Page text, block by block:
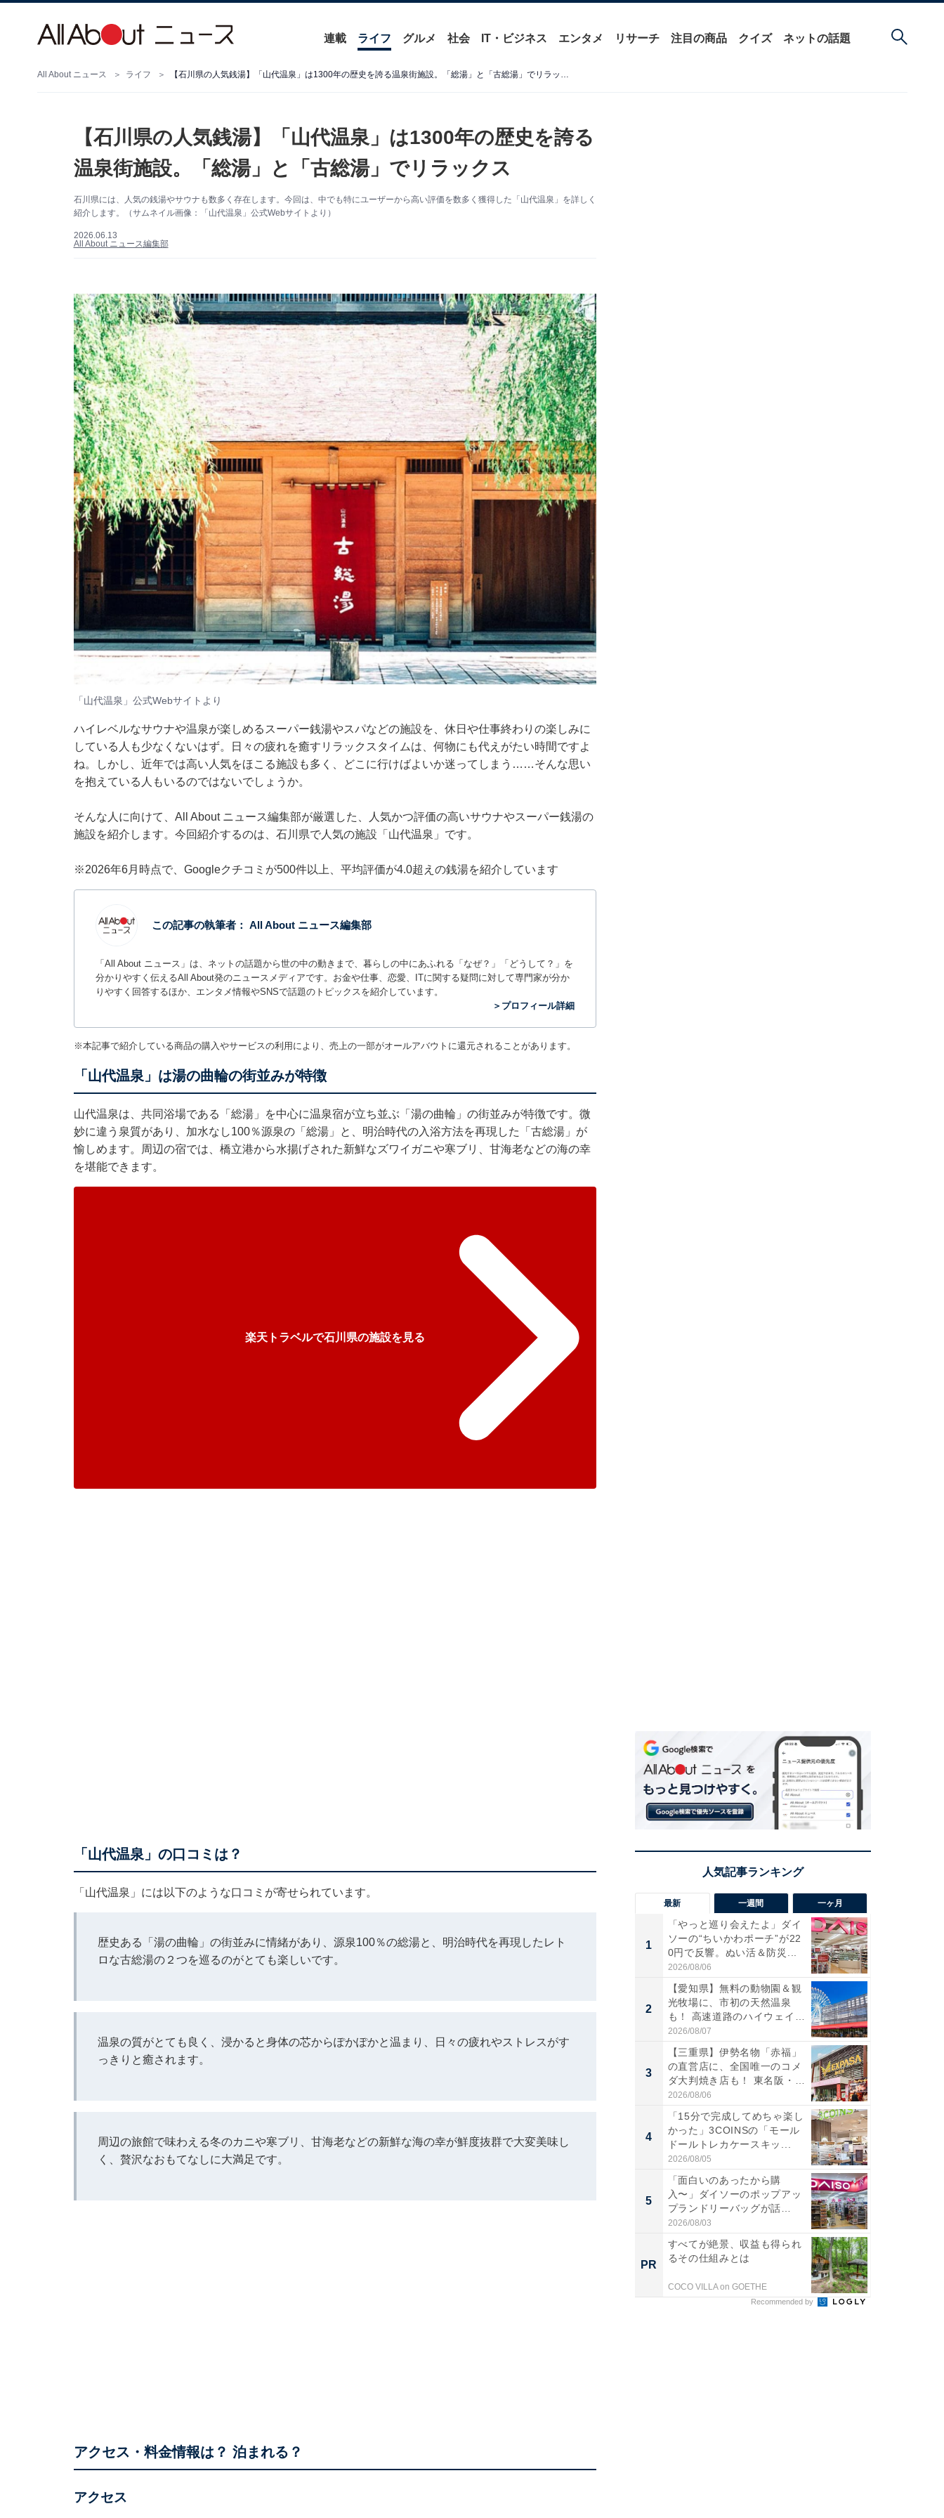
連載 ライフ グルメ 社会 IT・ビジネス エンタメ リサーチ 注目の商品 クイズ ネットの話題
All About ニュース ライフ 【石川県の人気銭湯】「山代温泉」は1300年の歴史を誇る温泉街施設。「総湯」と「古総湯」でリラックス
【石川県の人気銭湯】「山代温泉」は1300年の歴史を誇る
温泉街施設。「総湯」と「古総湯」でリラックス
石川県には、人気の銭湯やサウナも数多く存在します。今回は、中でも特にユーザーから高い評価を数多く獲得した「山代温泉」を詳しく
紹介します。（サムネイル画像：「山代温泉」公式Webサイトより）
2026.06.13
All About ニュース編集部
「山代温泉」公式Webサイトより
ハイレベルなサウナや温泉が楽しめるスーパー銭湯やスパなどの施設を、休日や仕事終わりの楽しみに
している人も少なくないはず。日々の疲れを癒すリラックスタイムは、何物にも代えがたい時間ですよ
ね。しかし、近年では高い人気をほこる施設も多く、どこに行けばよいか迷ってしまう……そんな思い
を抱えている人もいるのではないでしょうか。
そんな人に向けて、All About ニュース編集部が厳選した、人気かつ評価の高いサウナやスーパー銭湯の
施設を紹介します。今回紹介するのは、石川県で人気の施設「山代温泉」です。
※2026年6月時点で、Googleクチコミが500件以上、平均評価が4.0超えの銭湯を紹介しています
この記事の執筆者： All About ニュース編集部
「All About ニュース」は、ネットの話題から世の中の動きまで、暮らしの中にあふれる「なぜ？」「どうして？」を
分かりやすく伝えるAll About発のニュースメディアです。お金や仕事、恋愛、ITに関する疑問に対して専門家が分か
りやすく回答するほか、エンタメ情報やSNSで話題のトピックスを紹介しています。
＞プロフィール詳細
※本記事で紹介している商品の購入やサービスの利用により、売上の一部がオールアバウトに還元されることがあります。
「山代温泉」は湯の曲輪の街並みが特徴
山代温泉は、共同浴場である「総湯」を中心に温泉宿が立ち並ぶ「湯の曲輪」の街並みが特徴です。微
妙に違う泉質があり、加水なし100％源泉の「総湯」と、明治時代の入浴方法を再現した「古総湯」が
愉しめます。周辺の宿では、橋立港から水揚げされた新鮮なズワイガニや寒ブリ、甘海老などの海の幸
を堪能できます。
楽天トラベルで石川県の施設を見る
「山代温泉」の口コミは？
「山代温泉」には以下のような口コミが寄せられています。
歴史ある「湯の曲輪」の街並みに情緒があり、源泉100％の総湯と、明治時代を再現したレト
ロな古総湯の２つを巡るのがとても楽しいです。
温泉の質がとても良く、浸かると身体の芯からぽかぽかと温まり、日々の疲れやストレスがす
っきりと癒されます。
周辺の旅館で味わえる冬のカニや寒ブリ、甘海老などの新鮮な海の幸が鮮度抜群で大変美味し
く、贅沢なおもてなしに大満足です。
アクセス・料金情報は？ 泊まれる？
アクセス
最新 一週間 一ヶ月
1
「やっと巡り会えたよ」ダイ
ソーの“ちいかわポーチ”が22
0円で反響。ぬい活＆防災...
2026/08/06
2
【愛知県】無料の動物園＆観
光牧場に、市初の天然温泉
も！ 高速道路のハイウェイオ
ア...
2026/08/07
3
【三重県】伊勢名物「赤福」
の直営店に、全国唯一のコメ
ダ大判焼き店も！ 東名阪・
伊...
2026/08/06
4
「15分で完成してめちゃ楽し
かった」3COINSの「モール
ドールトレカケースキッ...
2026/08/05
5
「面白いのあったから購
入〜」ダイソーのポップアッ
プランドリーバッグが話
題。“さま...
2026/08/03
PR
すべてが絶景、収益も得られ
るその仕組みとは
COCO VILLA on GOETHE
Recommended by